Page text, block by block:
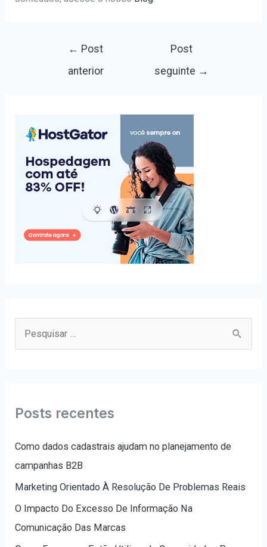
Navegação
← Post
anterior
Post
seguinte →
i
s
Posts recentes
Como dados cadastrais ajudam no planejamento de
campanhas B2B
Marketing Orientado À Resolução De Problemas Reais
O Impacto Do Excesso De Informação Na
Comunicação Das Marcas